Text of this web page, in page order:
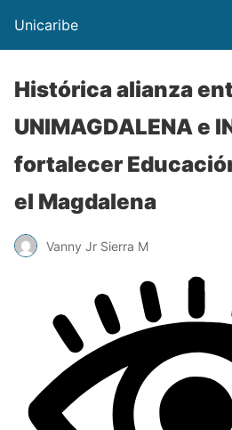
Unicaribe
Histórica alianza
UNIMAGDALENA e
fortalecer
el Magdalena
Vanny Jr Sierra M